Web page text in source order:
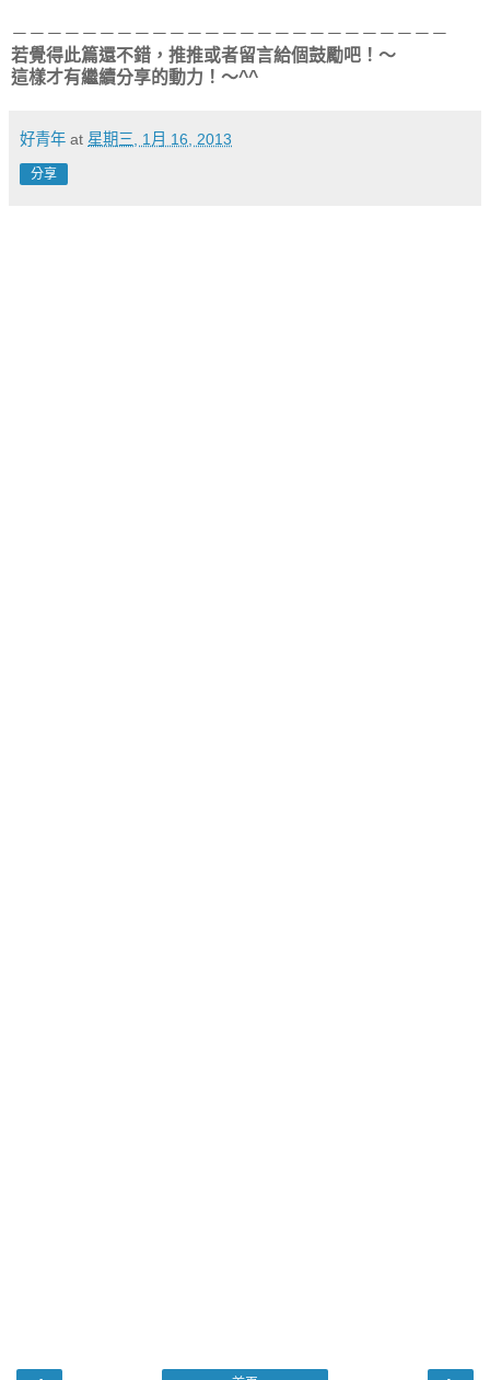
－－－－－－－－－－－－－－－－－－－－－－－－－
若覺得此篇還不錯，推推或者留言給個鼓勵吧！～
這樣才有繼續分享的動力！～^^
好青年 at 星期三, 1月 16, 2013
分享